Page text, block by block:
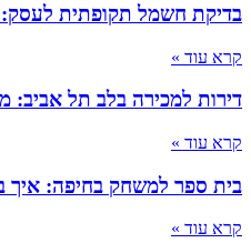
בדיקת חשמל תקופתית
קרא עוד »
דירות למכירה בלב תל אביב:
קרא עוד »
בית ספר למשחק בחיפה: איך
קרא עוד »